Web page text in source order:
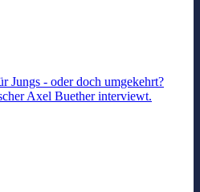
Jungs - oder doch umgekehrt?
Axel Buether interviewt.